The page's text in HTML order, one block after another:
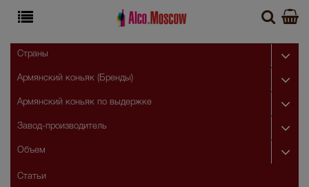
Страны
Армянский коньяк (Бренды)
Армянский коньяк по выдержке
Завод-производитель
Объем
Статьи